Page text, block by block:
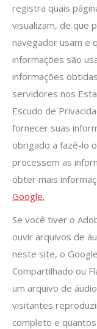
registra quais
visualizam, de que
navegador usam e
informações são
informações
servidores nos
Escudo de
fornecer suas
obrigado a fazê-lo
processem as
obter mais
Google.
Se você tiver o
ouvir arquivos de
neste site, o
Compartilhado ou
um arquivo de
visitantes
completo e